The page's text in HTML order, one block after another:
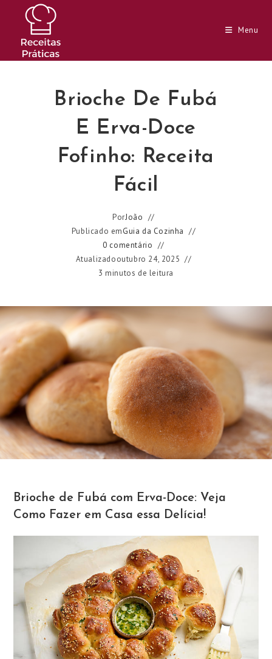
conteúdo
Menu
Brioche De Fubá
E Erva-Doce
Fofinho: Receita
Fácil
PorJoão
Publicado emGuia da Cozinha
0 comentário
Atualizadooutubro 24, 2025
3 minutos de leitura
Brioche de Fubá com Erva-Doce: Veja
Como Fazer em Casa essa Delícia!